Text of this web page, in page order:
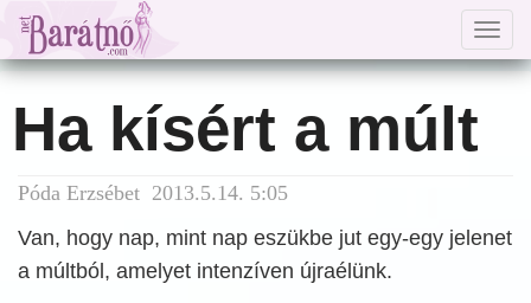
Ha kísért a múlt
Póda Erzsébet 2013.5.14. 5:05
Van, hogy nap, mint nap eszükbe jut egy-egy jelenet
a múltból, amelyet intenzíven újraélünk.